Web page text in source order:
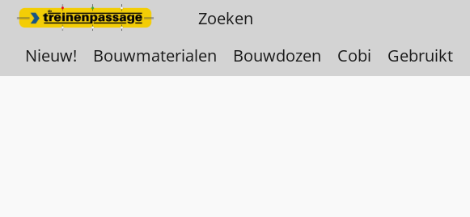
Nieuw! Bouwmaterialen Bouwdozen Cobi Gebruikt